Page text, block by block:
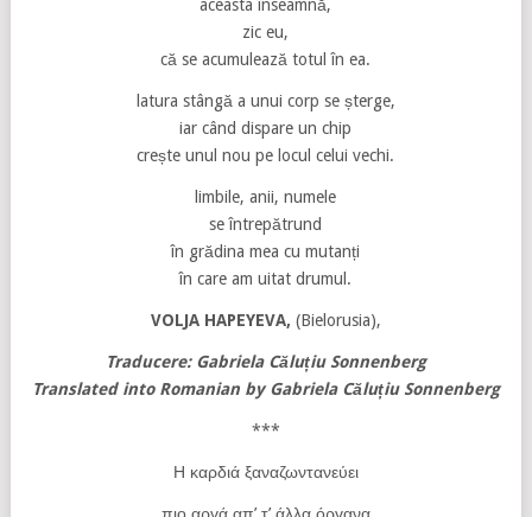
aceasta înseamnă,
zic eu,
că se acumulează totul în ea.
latura stângă a unui corp se șterge,
iar când dispare un chip
crește unul nou pe locul celui vechi.
limbile, anii, numele
se întrepătrund
în grădina mea cu mutanți
în care am uitat drumul.
VOLJA HAPEYEVA, (Bielorusia),
Traducere: Gabriela Căluțiu Sonnenberg
Translated into Romanian by Gabriela Căluțiu Sonnenberg
***
Η καρδιά ξαναζωντανεύει